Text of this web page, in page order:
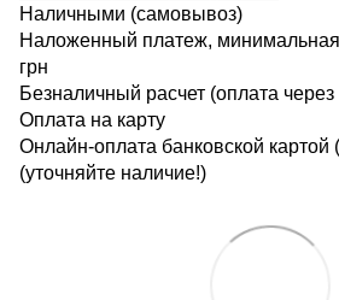
Наличными (самовывоз)
Наложенный платеж,
грн
Безналичный расчет (оплата через
Оплата на карту
Онлайн-оплата банковской картой
(уточняйте наличие!)